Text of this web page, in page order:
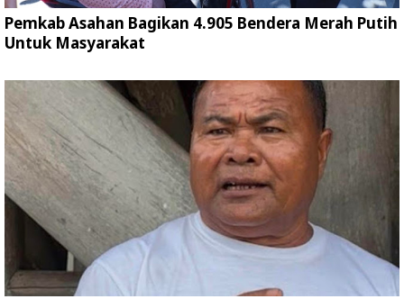
Pemkab Asahan Bagikan 4.905 Bendera Merah Putih
Untuk Masyarakat